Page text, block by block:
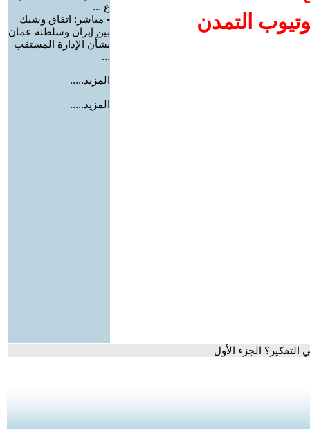
التمدن
ع ...
- مباشر: اتفاق وشيك
بين إيران وسلطنة عمان
بشأن الإدارة المستقب
...
المزيد.....
المزيد.....
الجزء الأول